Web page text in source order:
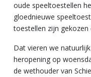
oude speeltoestellen
gloednieuwe
toestellen zijn
Dat vieren we
heropening op
de wethouder van